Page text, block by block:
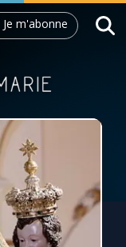
Je m'abonne